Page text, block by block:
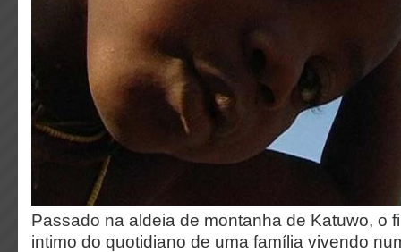
Passado na aldeia de montanha de Katuwo, o
intimo do quotidiano de uma família vivendo